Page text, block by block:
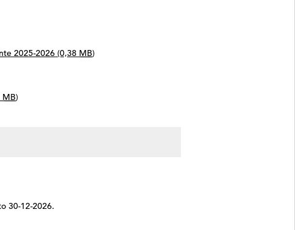
2025-2026 (0,38 MB)
MB)
30-12-2026.